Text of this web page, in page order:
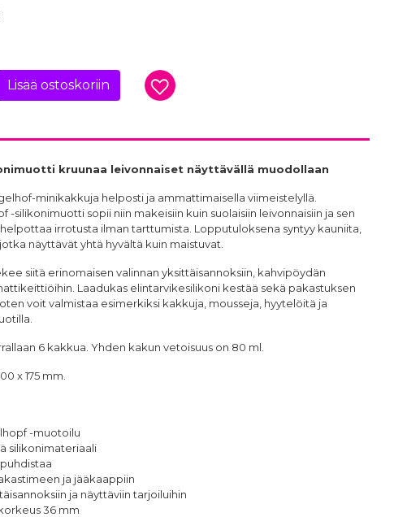
Lisää ostoskoriin
kruunaa leivonnaiset näyttävällä muodollaan
minikakkuja helposti ja ammattimaisella viimeistelyllä.
-silikonimuotti sopii niin makeisiin kuin suolaisiin leivonnaisiin ja sen
irrotusta ilman tarttumista. Lopputuloksena syntyy kauniita,
näyttävät yhtä hyvältä kuin maistuvat.
siitä erinomaisen valinnan yksittäisannoksiin, kahvipöydän
Laadukas elintarvikesilikoni kestää sekä pakastuksen
voit valmistaa esimerkiksi kakkuja, mousseja, hyytelöitä ja
6 kakkua. Yhden kakun vetoisuus on 80 ml.
x 175 mm.
-muotoilu
silikonimateriaali
ja jääkaappiin
ja näyttäviin tarjoiluihin
36 mm